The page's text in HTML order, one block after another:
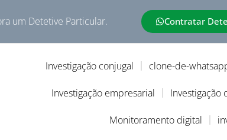
um Detetive Particular. Contratar
Investigação conjugal clone-de-
Investigação empresarial Investigação
Monitoramento digital